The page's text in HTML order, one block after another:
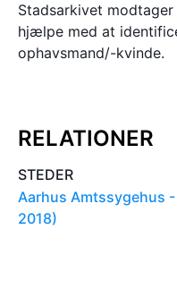
Stadsarkivet
hjælpe med at
ophavsmand/-kvinde.
RELATIONER
STEDER
Aarhus Amtssygehus
2018)